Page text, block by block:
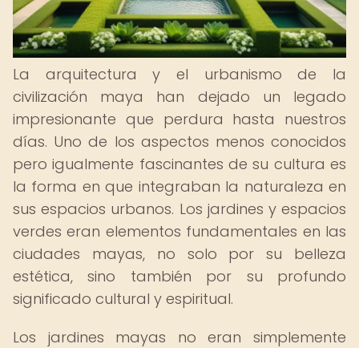
La arquitectura y el urbanismo de la
civilización maya han dejado un legado
impresionante que perdura hasta nuestros
días. Uno de los aspectos menos conocidos
pero igualmente fascinantes de su cultura es
la forma en que integraban la naturaleza en
sus espacios urbanos. Los jardines y espacios
verdes eran elementos fundamentales en las
ciudades mayas, no solo por su belleza
estética, sino también por su profundo
significado cultural y espiritual.
Los jardines mayas no eran simplemente